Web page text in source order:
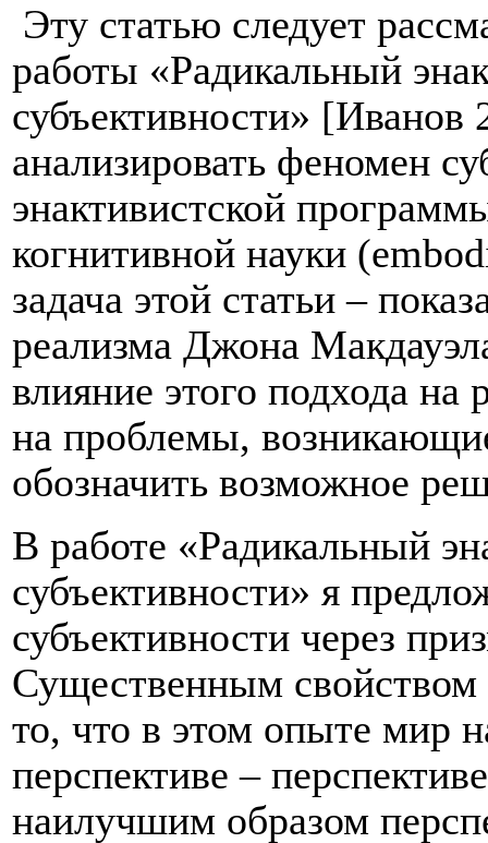
Эту статью следует
работы «Радикальный
субъективности»
анализировать феномен
энактивистской
когнитивной науки (
задача этой статьи –
реализма Джона
влияние этого подхода на
на проблемы,
обозначить возможное
В работе «Радикальный
субъективности» я
субъективности через
Существенным свойством
то, что в этом опыте мир
перспективе –
наилучшим образом